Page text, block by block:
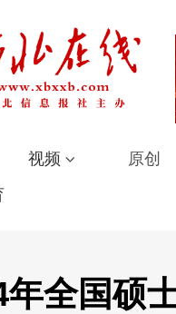
视频 原创
年全国硕